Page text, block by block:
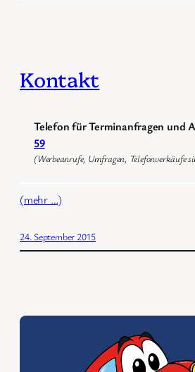
Kontakt
Telefon für Terminanfragen und
59
(Werbeanrufe, Umfragen, Telefonverkäufe
(mehr …)
24. September 2015